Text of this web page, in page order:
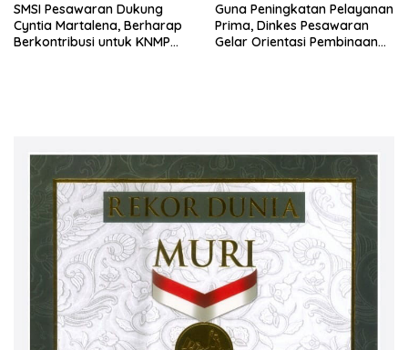
SMSI Pesawaran Dukung
Cyntia Martalena, Berharap
Berkontribusi untuk KNMP
Guna Peningkatan Pelayanan
Prima, Dinkes Pesawaran
Gelar Orientasi Pembinaan